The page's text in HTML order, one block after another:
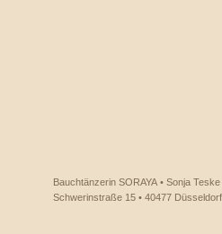
Bauchtänzerin SORAYA • Sonja Teske
Schwerinstraße 15 • 40477